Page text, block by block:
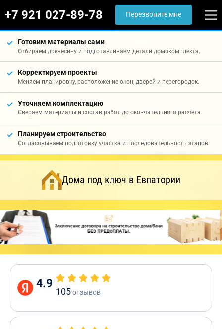
+7 921 027-89-78 Перезвоните мне
Готовим материалы сами
Отбираем древесину и подготавливаем детали домокомплекта.
Корректируем проекты
Меняем планировку, расположение окон, дверей и перегородок.
Уточняем комплектацию
Сверяем материалы и состав работ до окончательного расчёта.
Планируем строительство
Согласовываем подготовку участка и последовательность этапов.
Дома под ключ в Евпатории
4.9
105отзывов